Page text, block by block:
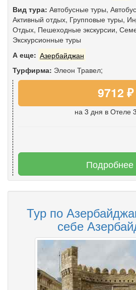
Вид тура: Автобусные туры,
Активный отдых, Групповые туры,
Отдых, Пешеходные экскурсии,
Экскурсионные туры
А еще: Азербайджан
Турфирма: Элеон Травел;
9712 ₽
на 3 дня в Отеле
Подробнее
Тур по
себе